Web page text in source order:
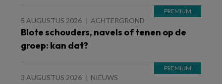
5 AUGUSTUS 2026 ACHTERGROND
Blote schouders, navels of tenen op de
groep: kan dat?
3 AUGUSTUS 2026 NIEUWS